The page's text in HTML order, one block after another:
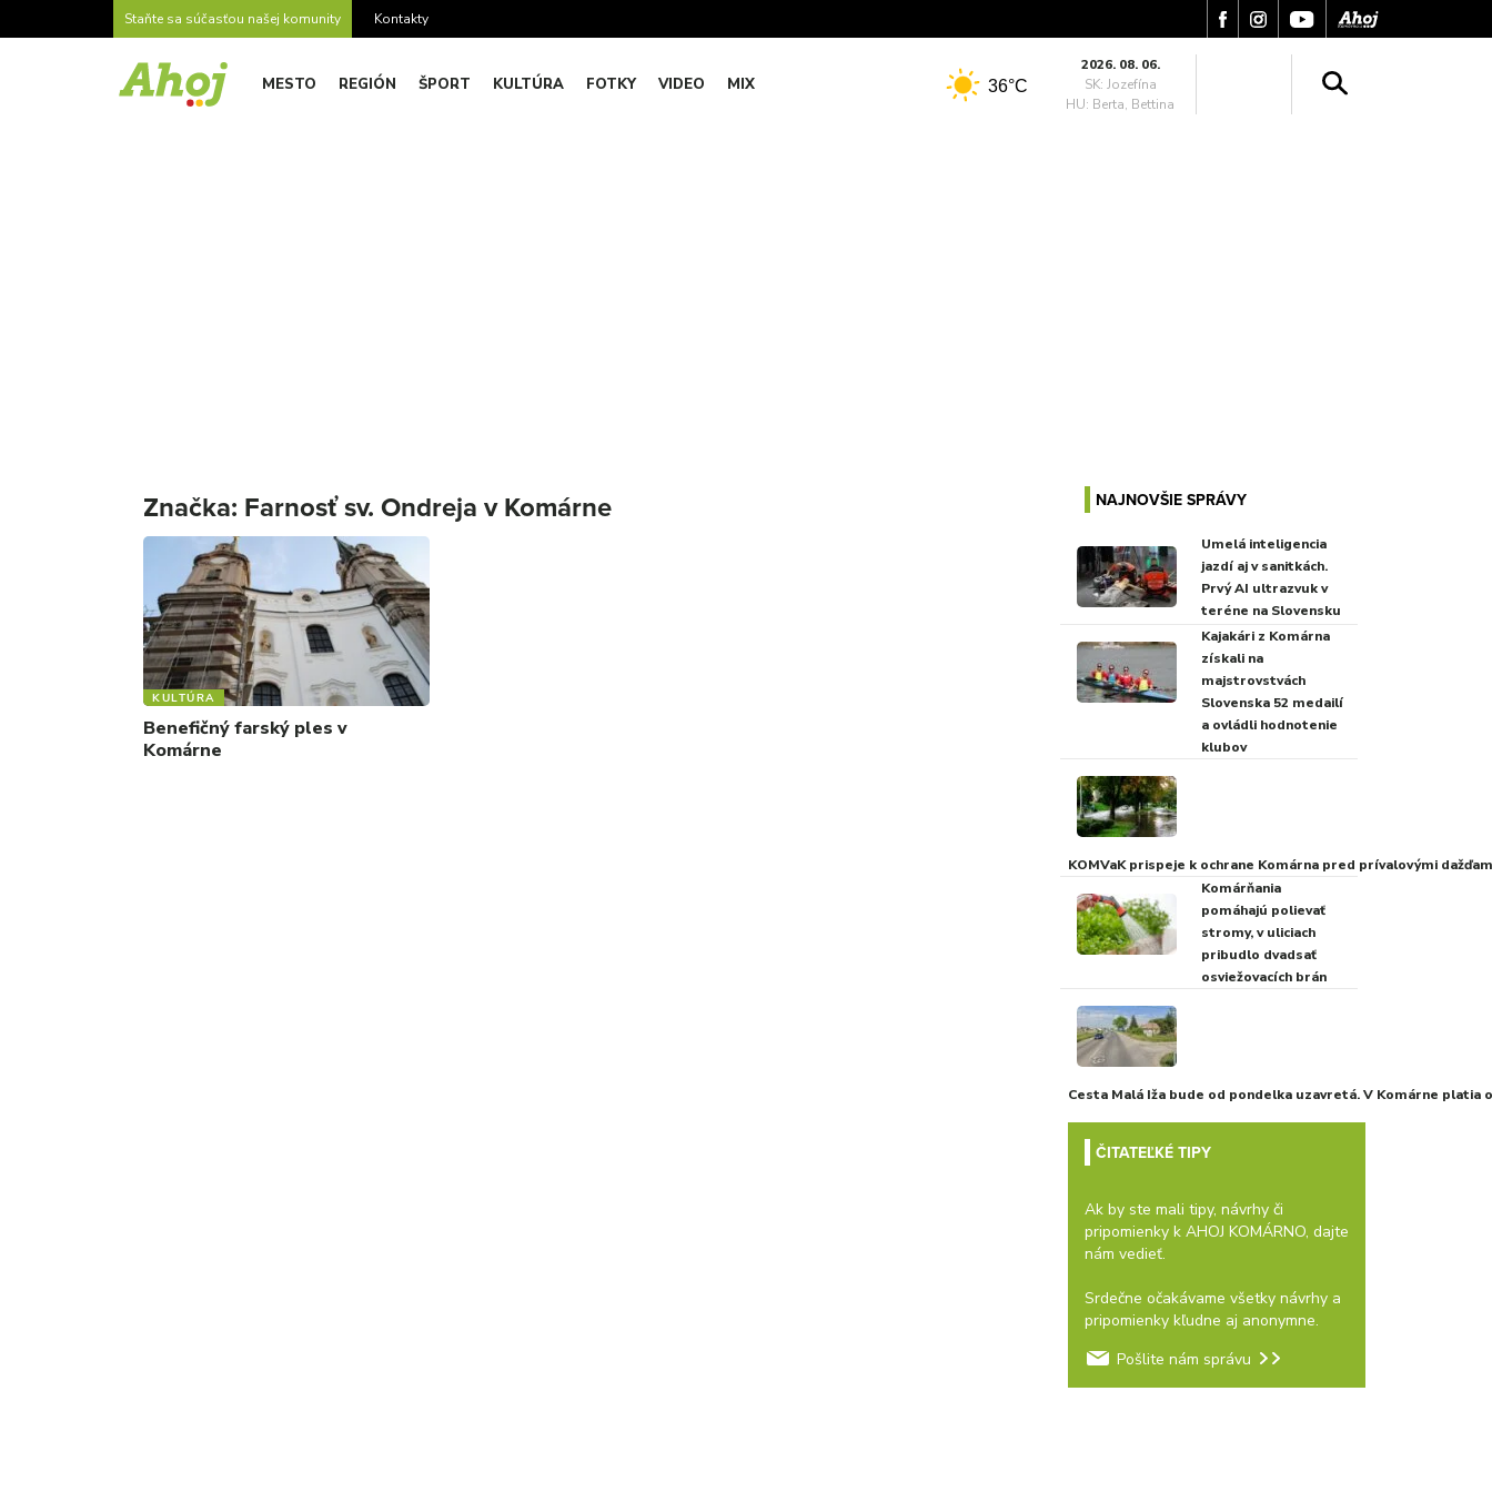
Staňte sa súčasťou našej komunity Kontakty
MESTO REGIÓN ŠPORT KULTÚRA FOTKY VIDEO MIX 36°C
2026. 08. 06.
SK: Jozefína
HU: Berta, Bettina
Značka: Farnosť sv. Ondreja v Komárne
KULTÚRA
Benefičný farský ples v
Komárne
NAJNOVŠIE SPRÁVY
Umelá inteligencia
jazdí aj v sanitkách.
Prvý AI ultrazvuk v
teréne na Slovensku
Kajakári z Komárna
získali na
majstrovstvách
Slovenska 52 medailí
a ovládli hodnotenie
klubov
KOMVaK prispeje k ochrane Komárna pred prívalovými
Komárňania
pomáhajú polievať
stromy, v uliciach
pribudlo dvadsať
osviežovacích brán
Cesta Malá Iža bude od pondelka uzavretá. V Komárne platia
ČITATEĽKÉ TIPY
Ak by ste mali tipy, návrhy či
pripomienky k AHOJ KOMÁRNO, dajte
nám vedieť.
Srdečne očakávame všetky návrhy a
pripomienky kľudne aj anonymne.
Pošlite nám správu